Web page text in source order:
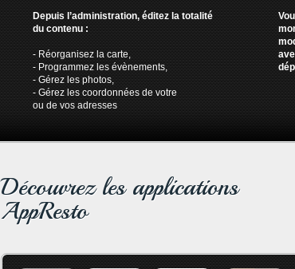
Depuis l’administration, éditez la totalité
du contenu :
- Réorganisez la carte,
- Programmez les évènements,
- Gérez les photos,
- Gérez les coordonnées de votre
ou de vos adresses
Découvrez les applications
AppResto